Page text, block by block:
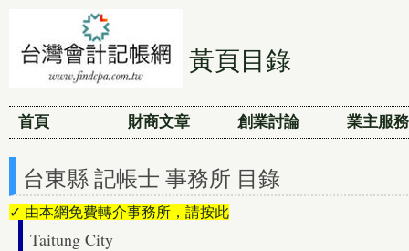
黃頁目錄
首頁 財商文章 創業討論 業主服務
台東縣 記帳士 事務所 目錄
✓ 由本網免費轉介事務所，請按此
Taitung City